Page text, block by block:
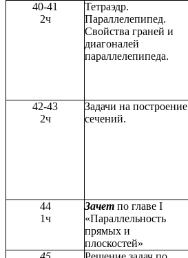
40-41
2ч
Тетраэдр.
Параллелепипед.
Свойства граней и
диагоналей
параллелепипеда.
42-43
2ч
Задачи на построение
сечений.
44
1ч
Зачет по главе I
«Параллельность
прямых и
плоскостей»